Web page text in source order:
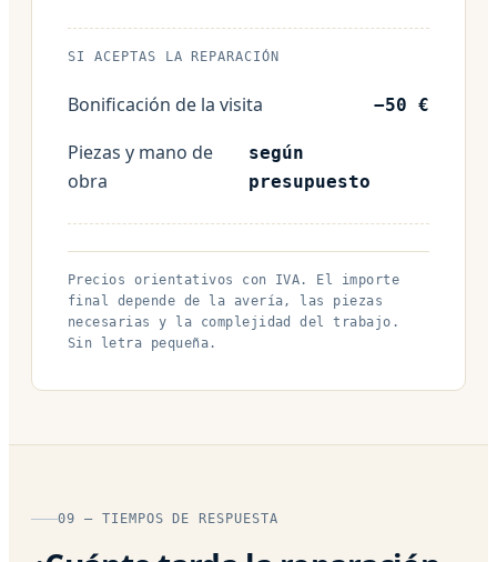
SI ACEPTAS LA REPARACIÓN
Bonificación de la visita −50 €
Piezas y mano de
obra
según
presupuesto
Precios orientativos con IVA. El importe
final depende de la avería, las piezas
necesarias y la complejidad del trabajo.
Sin letra pequeña.
09 — TIEMPOS DE RESPUESTA